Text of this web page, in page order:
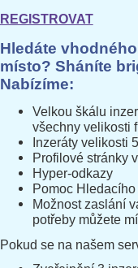
REGISTROVAT
Hledáte
místo? Sháníte
Nabízíme:
Velkou škálu
všechny velikosti
Inzeráty velikosti
Profilové stránky
Hyper-odkazy
Pomoc
Možnost zaslání
potřeby můžete
Pokud se na našem